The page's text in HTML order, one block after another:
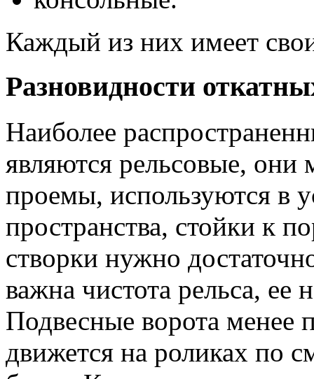
Каждый из них имеет
Разновидности
Наиболее
являются рельсовые, они
проемы, используются в
пространства, стойки к
створки нужно
важна чистота рельса, ее
Подвесные ворота менее
движется на роликах по